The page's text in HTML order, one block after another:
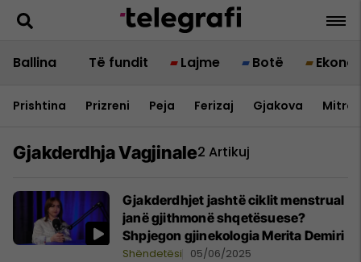
Ballina Të fundit Lajme Botë
Prishtina Prizreni Peja Ferizaj Gjakova
Gjakderdhja Vagjinale2 Artikuj
Gjakderdhjet jashtë ciklit menstrual
janë gjithmonë shqetësuese?
Shpjegon gjinekologia Merita Demiri
Shëndetësi 05/06/2025